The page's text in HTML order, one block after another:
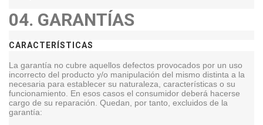
04. GARANTÍAS
CARACTERÍSTICAS
La garantía no cubre aquellos defectos provocados por un uso
incorrecto del producto y/o manipulación del mismo distinta a la
necesaria para establecer su naturaleza, características o su
funcionamiento. En esos casos el consumidor deberá hacerse
cargo de su reparación. Quedan, por tanto, excluidos de la
garantía: